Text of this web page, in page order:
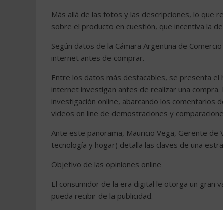
Más allá de las fotos y las descripciones, lo que
sobre el producto en cuestión, que incentiva la
Según datos de la Cámara Argentina de
internet antes de comprar.
Entre los datos más destacables, se presenta
internet investigan antes de realizar una
investigación online, abarcando los comentarios
videos on line de demostraciones y
Ante este panorama, Mauricio Vega, Gerente
tecnología y hogar) detalla las claves de una
Objetivo de las opiniones online
El consumidor de la era digital le otorga un gran
pueda recibir de la publicidad.